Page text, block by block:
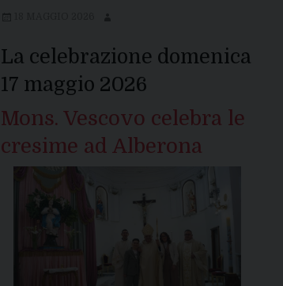
La celebrazione domenica
17 maggio 2026
Mons. Vescovo celebra le
cresime ad Alberona